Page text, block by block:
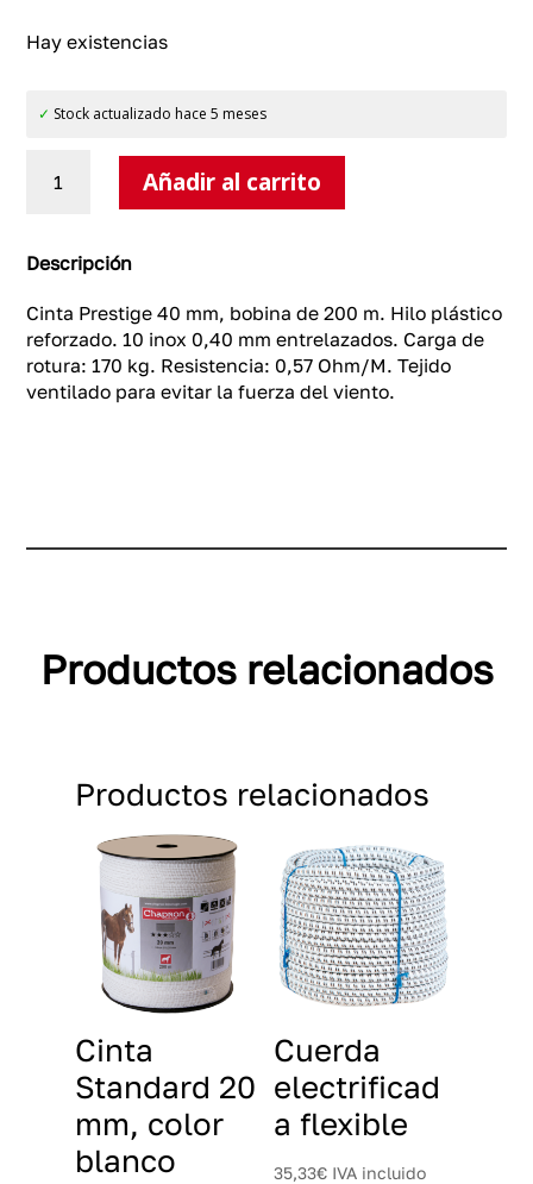
Hay existencias
✓ Stock actualizado hace 5 meses
Prestige
cantidad
Añadir al carrito
Descripción
Cinta Prestige 40 mm, bobina de 200 m. Hilo plástico
reforzado. 10 inox 0,40 mm entrelazados. Carga de
rotura: 170 kg. Resistencia: 0,57 Ohm/M. Tejido
ventilado para evitar la fuerza del viento.
Productos relacionados
Productos relacionados
Cinta
Standard 20
mm, color
blanco
Cuerda
electrificad
a flexible
35,33€ IVA incluido